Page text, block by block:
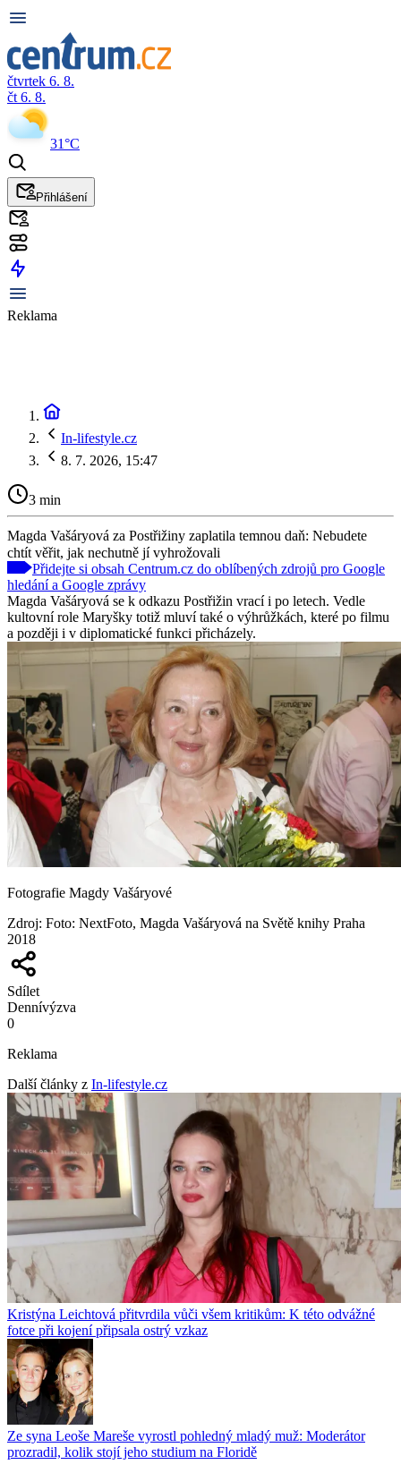
čtvrtek 6. 8.
čt 6. 8.
31°C
Přihlášení
Reklama
In-lifestyle.cz
8. 7. 2026, 15:47
3 min
Magda Vašáryová za Postřižiny zaplatila temnou daň: Nebudete
chtít věřit, jak nechutně jí vyhrožovali
Přidejte si obsah Centrum.cz do oblíbených zdrojů pro Google
hledání a Google zprávy
Magda Vašáryová se k odkazu Postřižin vrací i po letech. Vedle
kultovní role Maryšky totiž mluví také o výhrůžkách, které po filmu
a později i v diplomatické funkci přicházely.
Fotografie Magdy Vašáryové
Zdroj: Foto: NextFoto, Magda Vašáryová na Světě knihy Praha
2018
Sdílet
Dennívýzva
0
Reklama
Další články z In-lifestyle.cz
Kristýna Leichtová přitvrdila vůči všem kritikům: K této odvážné
fotce při kojení připsala ostrý vzkaz
Ze syna Leoše Mareše vyrostl pohledný mladý muž: Moderátor
prozradil, kolik stojí jeho studium na Floridě